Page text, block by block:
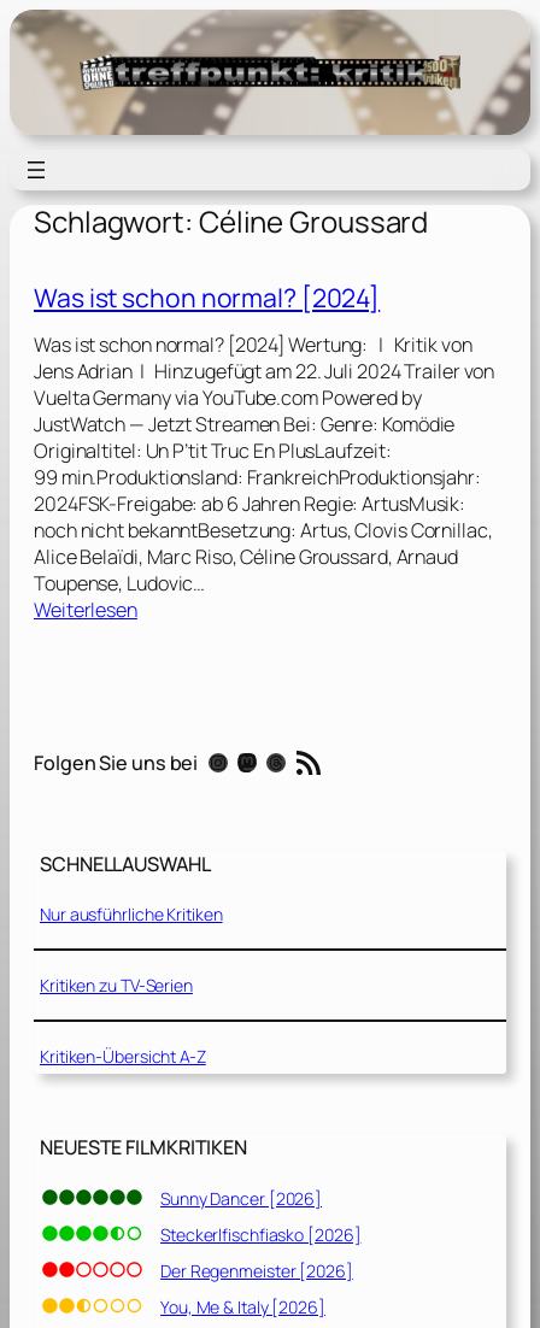
Zum
Inhalt
springen
Schlagwort: Céline Groussard
Was ist schon normal? [2024]
Was ist schon normal? [2024] Wertung: | Kritik von
Jens Adrian | Hinzugefügt am 22. Juli 2024 Trailer von
Vuelta Germany via YouTube.com Powered by
JustWatch — Jetzt Streamen Bei: Genre: Komödie
Originaltitel: Un P’tit Truc En PlusLaufzeit:
99 min.Produktionsland: FrankreichProduktionsjahr:
2024FSK-Freigabe: ab 6 Jahren Regie: ArtusMusik:
noch nicht bekanntBesetzung: Artus, Clovis Cornillac,
Alice Belaïdi, Marc Riso, Céline Groussard, Arnaud
Toupense, Ludovic…
Weiterlesen:
t
o
n
o
r
l
?
2
2
]
Folgen Sie uns bei Instagram Mastodon Threads RSS-Feed
SCHNELLAUSWAHL
Nur ausführliche Kritiken
Kritiken zu TV-Serien
Kritiken-Übersicht A-Z
NEUESTE FILMKRITIKEN
Sunny Dancer [2026]
Steckerlfischfiasko [2026]
Der Regenmeister [2026]
You, Me & Italy [2026]